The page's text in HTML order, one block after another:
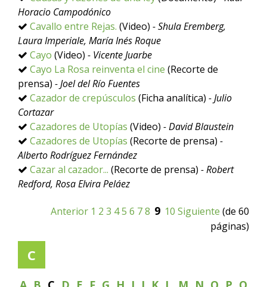
Horacio Campodónico
Cavallo entre Rejas. (Video) - Shula Eremberg,
Laura Imperiale, María Inés Roque
Cayo (Video) - Vicente Juarbe
Cayo La Rosa reinventa el cine (Recorte de
prensa) - Joel del Río Fuentes
Cazador de crepúsculos (Ficha analítica) - Julio
Cortazar
Cazadores de Utopías (Video) - David Blaustein
Cazadores de Utopías (Recorte de prensa) -
Alberto Rodríguez Fernández
Cazar al cazador... (Recorte de prensa) - Robert
Redford, Rosa Elvira Peláez
Anterior 1 2 3 45 6 78 9 10 Siguiente (de 60
páginas)
C